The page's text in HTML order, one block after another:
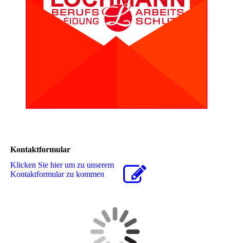
Kontaktformular
Klicken Sie hier um zu unserem
Kon­takt­for­mu­lar zu kommen